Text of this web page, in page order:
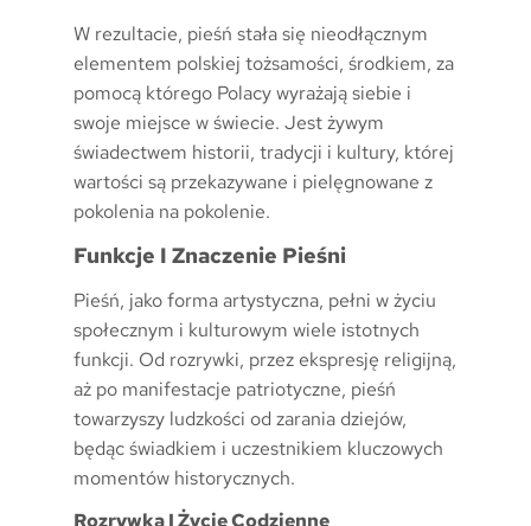
W rezultacie, pieśń stała się nieodłącznym
elementem polskiej tożsamości, środkiem, za
pomocą którego Polacy wyrażają siebie i
swoje miejsce w świecie. Jest żywym
świadectwem historii, tradycji i kultury, której
wartości są przekazywane i pielęgnowane z
pokolenia na pokolenie.
Funkcje I Znaczenie Pieśni
Pieśń, jako forma artystyczna, pełni w życiu
społecznym i kulturowym wiele istotnych
funkcji. Od rozrywki, przez ekspresję religijną,
aż po manifestacje patriotyczne, pieśń
towarzyszy ludzkości od zarania dziejów,
będąc świadkiem i uczestnikiem kluczowych
momentów historycznych.